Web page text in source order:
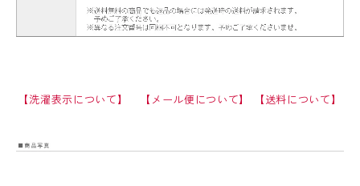
【洗濯表示について】 【メール便について】 【送料について】